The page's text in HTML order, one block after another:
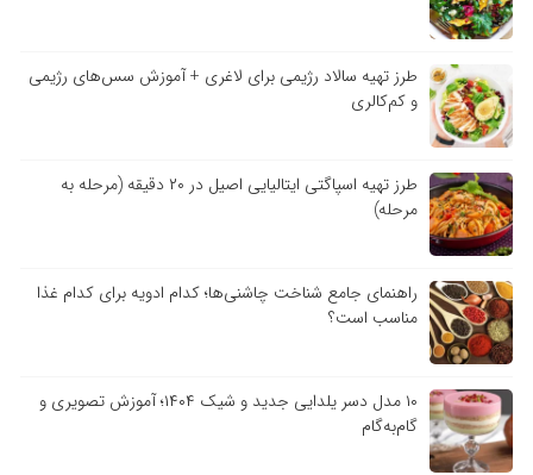
طرز تهیه سالاد رژیمی برای لاغری + آموزش سس‌های رژیمی
و کم‌کالری
طرز تهیه اسپاگتی ایتالیایی اصیل در ۲۰ دقیقه (مرحله به
مرحله)
راهنمای جامع شناخت چاشنی‌ها؛ کدام ادویه برای کدام غذا
مناسب است؟
۱۰ مدل دسر یلدایی جدید و شیک ۱۴۰۴؛ آموزش تصویری و
گام‌به‌گام